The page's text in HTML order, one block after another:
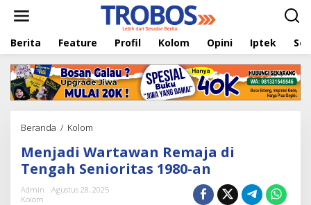
t
Berita Feature Profil Kolom Opini Iptek
Beranda / Kolom
n
j
a
d
Menjadi Wartawan Remaja di
Tengah Senioritas 1980-an
Admin
Agustus 28, 2025
Kolom